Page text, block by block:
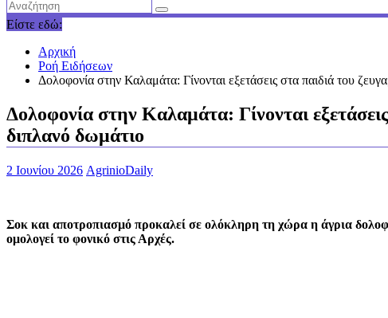
Είστε εδώ:
Αρχική
Ροή Ειδήσεων
Δολοφονία στην Καλαμάτα: Γίνονται εξετάσεις στα παιδιά του
Δολοφονία στην Καλαμάτα: Γίνονται
διπλανό δωμάτιο
2 Ιουνίου 2026 AgrinioDaily
Σοκ και αποτροπιασμό προκαλεί σε ολόκληρη τη χώρα η άγρια
ομολογεί το φονικό στις Αρχές.